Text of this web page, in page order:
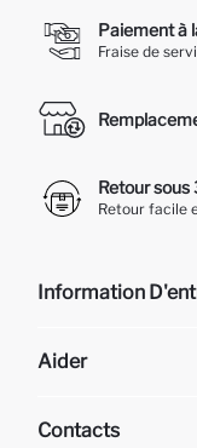
Paiement à
Fraise de
Retour sous
Retour facile
Information
À propos de nous
Aider
Retour et changement
Contacts